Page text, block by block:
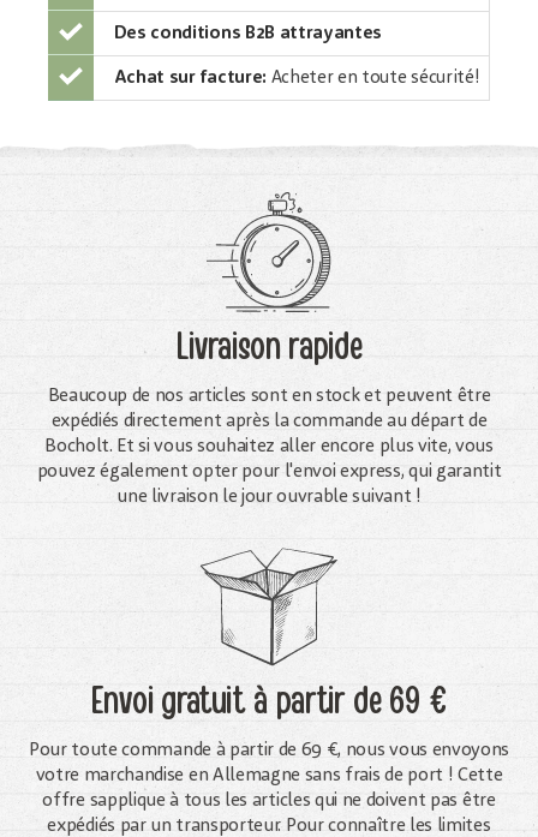
Des conditions B2B attrayantes
Achat sur facture: Acheter en toute sécurité!
Livraison rapide
Beaucoup de nos articles sont en stock et peuvent être
expédiés directement après la commande au départ de
Bocholt. Et si vous souhaitez aller encore plus vite, vous
pouvez également opter pour l'envoi express, qui garantit
une livraison le jour ouvrable suivant !
Envoi gratuità partir de 69 €
Pour toute commande à partir de 69 €, nous vous envoyons
votre marchandise en Allemagne sans frais de port ! Cette
offre sapplique à tous les articles qui ne doivent pas être
expédiés par un transporteur. Pour connaître les limites